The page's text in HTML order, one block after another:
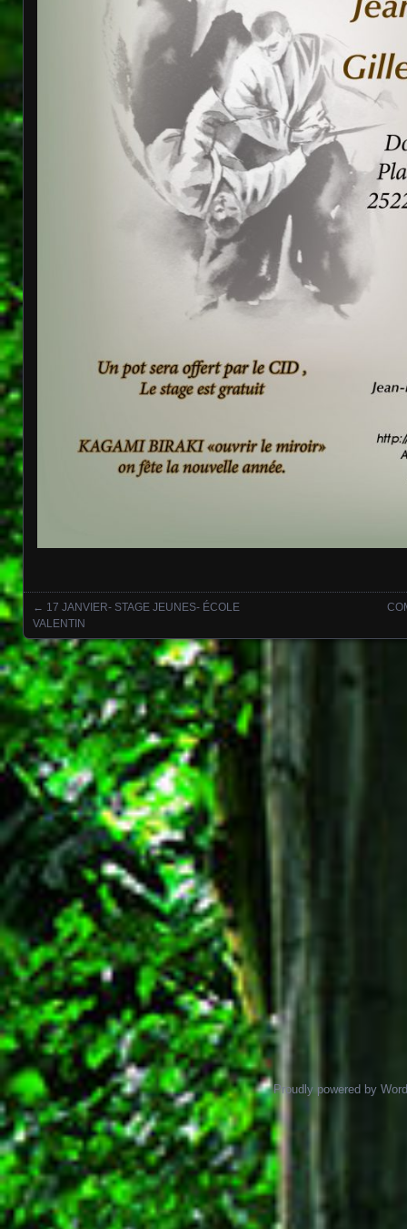
Posts navigation
← 17 JANVIER- STAGE JEUNES- ÉCOLE
VALENTIN
Proudly powered by